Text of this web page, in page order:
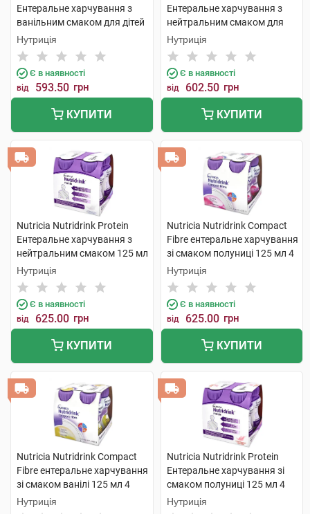
Ентеральне харчування з
ванільним смаком для дітей
від 1 року та старше 400 г 1
банка
Нутриція
Є в наявності
від 593.50 грн
КУПИТИ
Ентеральне харчування з
нейтральним смаком для
дітей від 1 року та старше
400 г 1 банка
Нутриція
Є в наявності
від 602.50 грн
КУПИТИ
Nutricia Nutridrink Protein
Ентеральне харчування з
нейтральним смаком 125 мл
4 пляшки
Нутриція
Є в наявності
від 625.00 грн
КУПИТИ
Nutricia Nutridrink Compact
Fibre ентеральне харчування
зі смаком полуниці 125 мл 4
пляшки
Нутриція
Є в наявності
від 625.00 грн
КУПИТИ
Nutricia Nutridrink Compact
Fibre ентеральне харчування
зі смаком ванілі 125 мл 4
пляшки
Нутриція
Nutricia Nutridrink Protein
Ентеральне харчування зі
смаком полуниці 125 мл 4
пляшки
Нутриція